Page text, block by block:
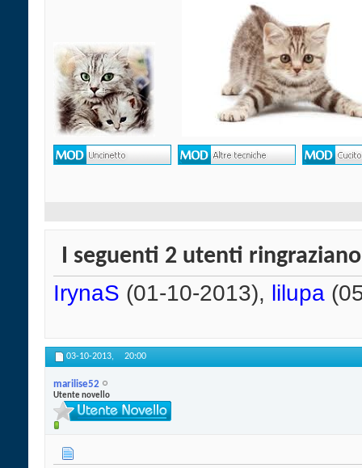
I seguenti 2 utenti
IrynaS (01-10-2013), lilupa
03-10-2013, 20:00
marilise52
Utente novello